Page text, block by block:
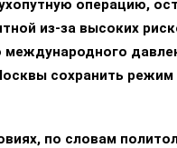
операцию,
из-за высоких
международного
сохранить режим
по словам